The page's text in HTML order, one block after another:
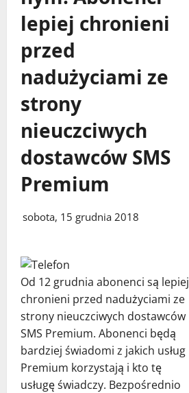
lepiej chronieni
przed
nadużyciami ze
strony
nieuczciwych
dostawców SMS
Premium
sobota, 15 grudnia 2018
Od 12 grudnia abonenci są lepiej
chronieni przed nadużyciami ze
strony nieuczciwych dostawców
SMS Premium. Abonenci będą
bardziej świadomi z jakich usług
Premium korzystają i kto tę
usługę świadczy. Bezpośrednio